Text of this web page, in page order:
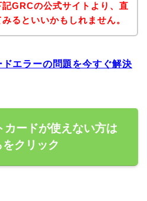
GRCの公式サイトより、直
るといいかもしれません。
エラーの問題を今すぐ解決
カードが使えない方は
をクリック